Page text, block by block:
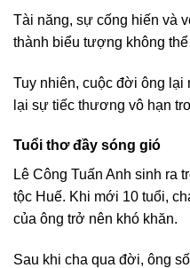
Tài năng, sự cống hiến và
thành biểu tượng không
Tuy nhiên, cuộc đời ông lại
lại sự tiếc thương vô hạn
Tuổi thơ đầy sóng gió
Lê Công Tuấn Anh sinh ra
tộc Huế. Khi mới 10 tuổi,
của ông trở nên khó khăn.
Sau khi cha qua đời, ông